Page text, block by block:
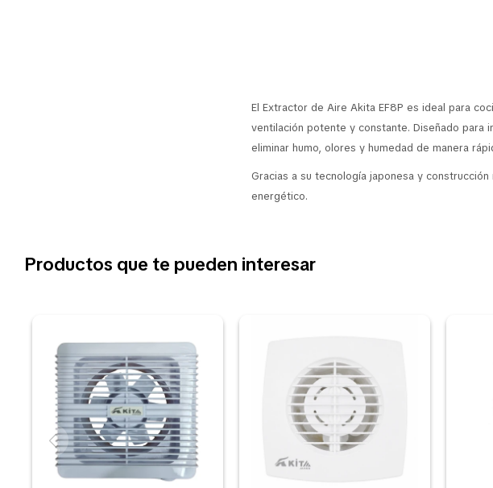
El Extractor de Aire Akita EF8P es ideal para
ventilación potente y constante. Diseñado para
eliminar humo, olores y humedad de manera
Gracias a su tecnología japonesa y
energético.
Productos que te pueden interesar